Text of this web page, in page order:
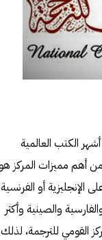
الكتب العالمية
أهم مميزات المركز
الإنجليزية أو الفرنسية
والصينية وأكثر
القومي للترجمة، لذلك